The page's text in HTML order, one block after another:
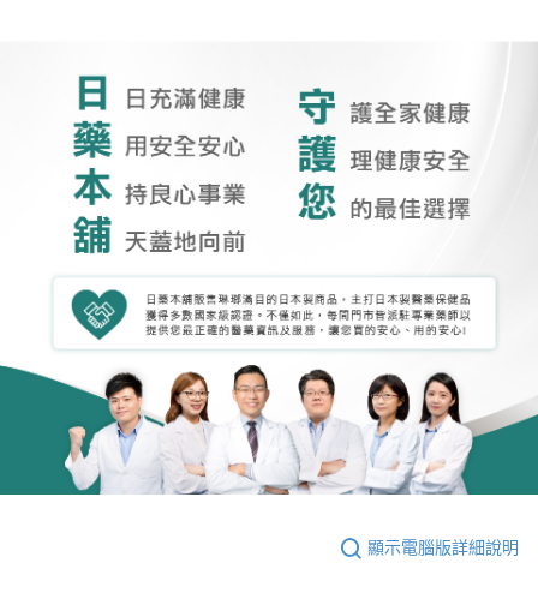
顯示電腦版詳細說明